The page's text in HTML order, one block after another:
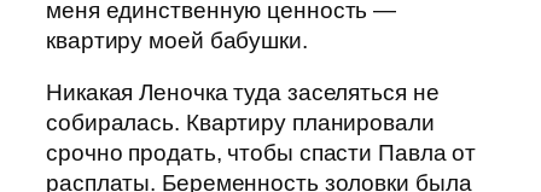
меня единственную ценность —
квартиру моей бабушки.
Никакая Леночка туда заселяться не
собиралась. Квартиру планировали
срочно продать, чтобы спасти Павла от
расплаты. Беременность золовки была